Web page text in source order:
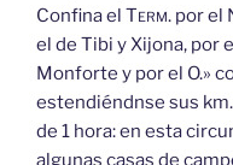
Confina el Term. por el
el de Tibi y Xijona, por
Monforte y por el O.»
estendiéndnse sus
de 1 hora: en esta
algunas casas de